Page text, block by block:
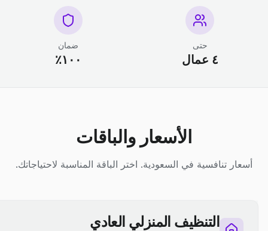
حتى
٤ عمال
ضمان
١٠٠٪
الأسعار والباقات
أسعار تنافسية في السعودية. اختر الباقة المناسبة لاحتياجاتك.
التنظيف المنزلي العادي